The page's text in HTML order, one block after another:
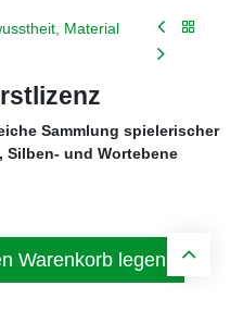
Material
Sammlung spielerischer
Silben- und Wortebene
Warenkorb legen